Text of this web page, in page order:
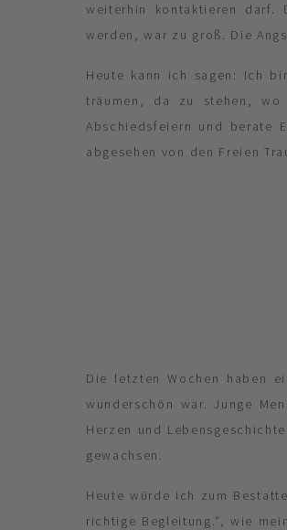
weiterhin kontaktieren
werden, war zu groß. Die
Heute kann ich sagen: Ich
träumen, da zu stehen,
Abschiedsfeiern und berate
abgesehen von den Freien
Die letzten Wochen haben
wunderschön war. Junge
Herzen und
gewachsen.
Heute würde ich zum
richtige Begleitung.“, wie